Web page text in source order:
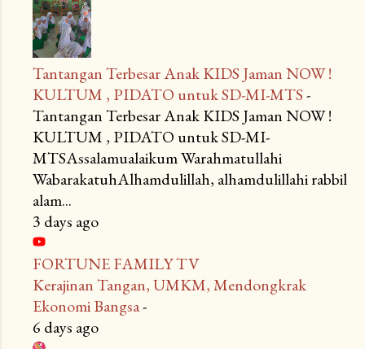
Tantangan Terbesar Anak KIDS Jaman NOW !
KULTUM , PIDATO untuk SD-MI-MTS-
Tantangan Terbesar Anak KIDS Jaman NOW !
KULTUM , PIDATO untuk SD-MI-
MTSAssalamualaikum Warahmatullahi
WabarakatuhAlhamdulillah, alhamdulillahi rabbil
alam...
3 days ago
FORTUNE FAMILY TV
Kerajinan Tangan, UMKM, Mendongkrak
Ekonomi Bangsa-
6 days ago